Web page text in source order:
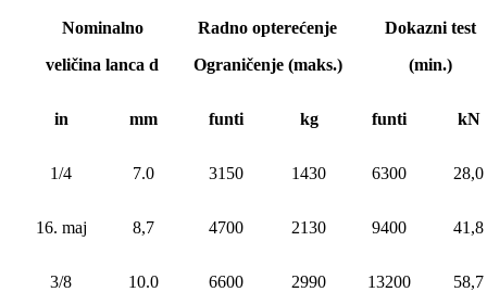
Nominalno
veličina lanca d
Radno opterećenje
Ograničenje (maks.)
Dokazni test
(min.)
in mm funti kg funti kN
1/4 7.0 3150 1430 6300 28,0
16. maj 8,7 4700 2130 9400 41,8
3/8 10.0 6600 2990 13200 58,7